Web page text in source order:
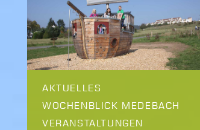
AKTUELLES
WOCHENBLICK MEDEBACH
VERANSTALTUNGEN